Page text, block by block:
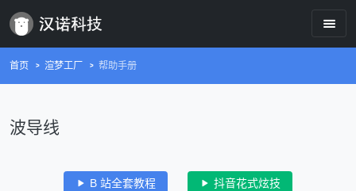
首页 渲梦工厂 帮助手册
波导线
B 站全套教程 抖音花式炫技